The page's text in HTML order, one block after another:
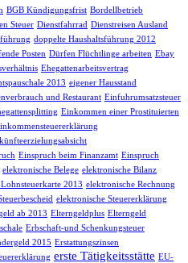
BGB Kündigungsfrist Bordellbetrieb
Steuer Dienstfahrrad Dienstreisen Ausland
doppelte Haushaltsführung 2012
Posten Dürfen Flüchtlinge arbeiten Ebay
Ehegattenarbeitsvertrag
2013 eigener Hausstand
und Restaurant Einfuhrumsatzsteuer
Einkommen einer Prostituierten
Einspruch beim Finanzamt Einspruch
elektronische Belege elektronische Bilanz
2013 elektronische Rechnung
elektronische Steuererklärung
ab 2013 Elterngeldplus Elterngeld
Erbschaft-und Schenkungsteuer
2015 Erstattungszinsen
erste Tätigkeitsstätte EU-